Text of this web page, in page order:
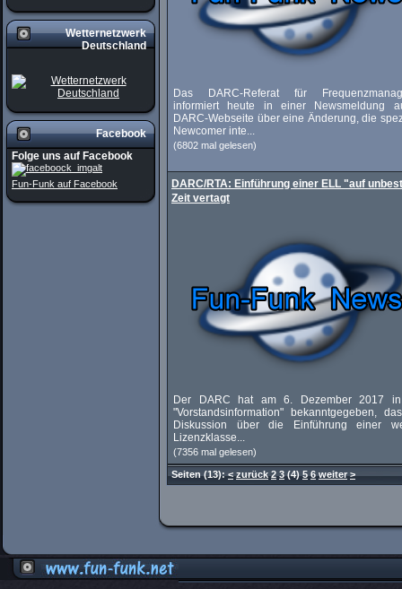
Wetternetzwerk
Deutschland
Facebook
Folge uns auf Facebook
Fun-Funk auf Facebook
Das DARC-Referat für
informiert heute in einer Newsmeldung
DARC-Webseite über eine Änderung, die
Newcomer inte...
(6802 mal gelesen)
DARC/RTA: Einführung einer ELL "auf
Zeit vertagt
Der DARC hat am 6. Dezember 2017
"Vorstandsinformation" bekanntgegeben,
Diskussion über die Einführung einer
Lizenzklasse...
(7356 mal gelesen)
Seiten(13):< zurück 2 3 (4) 5 6 weiter >